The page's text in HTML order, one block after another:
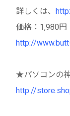
詳しくは、
価格：1,980円
http://
★パソコンの
http://